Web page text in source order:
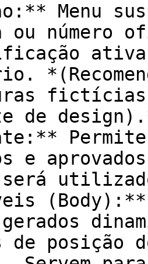
Menu
ou número
fictícias
de
e
será
(Body):**
de posição